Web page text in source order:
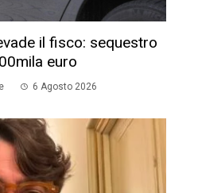
il fisco: sequestro
euro
6 Agosto 2026